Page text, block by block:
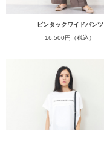
ピンタックワイドパンツ
16,500円（税込）